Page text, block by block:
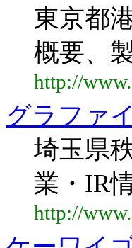
東京都
概要、
http://
グラファ
埼玉県
業・IR
http://